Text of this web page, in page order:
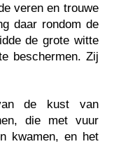
veren en trouwe
daar rondom de
de grote witte
beschermen. Zij
de kust van
die met vuur
kwamen, en het